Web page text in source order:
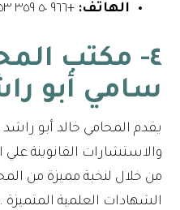
الهاتف: +٩٦٦ ٥٠ ٣٥٩ ٣٩٥٣
٤- مكتب
سامي أبو
يقدم المحامي خالد أبو
والاستشارات القانوينة
من خلال لنخبة مميزة من
الشهادات العلمية المتميزة .